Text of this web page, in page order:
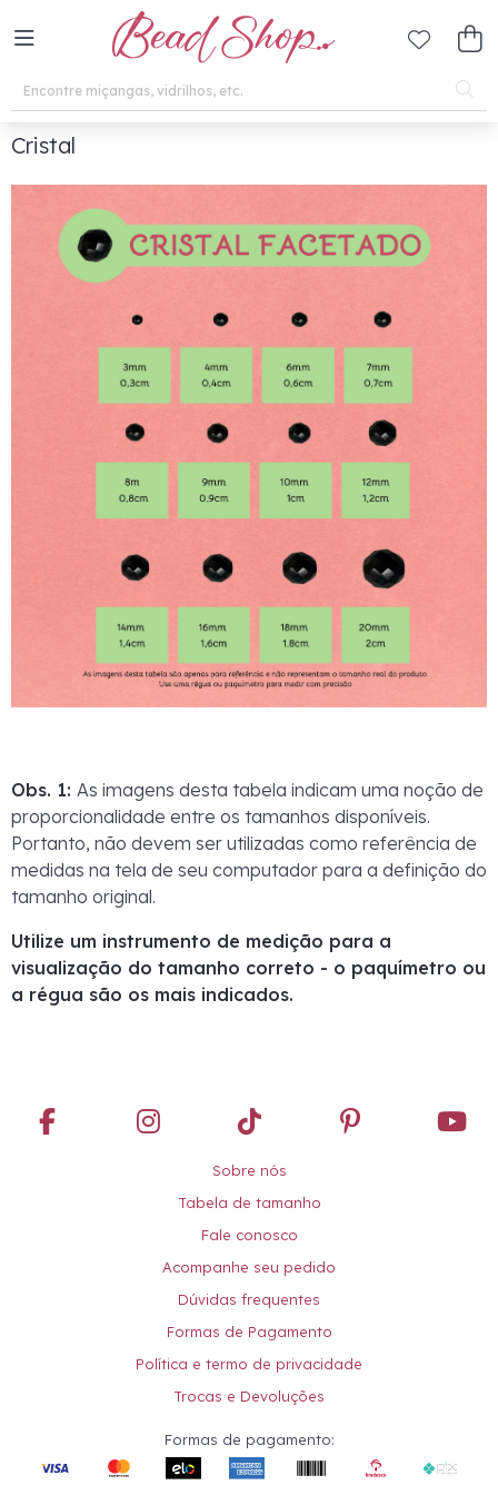
Cristal
Obs. 1: As imagens desta tabela indicam uma noção de
proporcionalidade entre os tamanhos disponíveis.
Portanto, não devem ser utilizadas como referência de
medidas na tela de seu computador para a definição do
tamanho original.
Utilize um instrumento de medição para a
visualização do tamanho correto - o paquímetro ou
a régua são os mais indicados.
Sobre nós
Tabela de tamanho
Fale conosco
Acompanhe seu pedido
Dúvidas frequentes
Formas de Pagamento
Política e termo de privacidade
Trocas e Devoluções
Formas de pagamento: